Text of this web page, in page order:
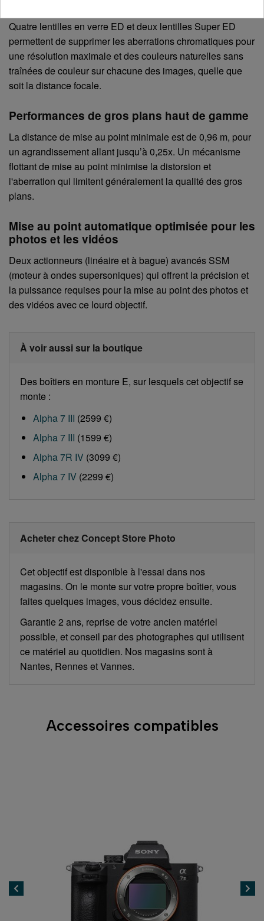
Quatre lentilles en verre ED et deux lentilles Super ED
permettent de supprimer les aberrations chromatiques pour
une résolution maximale et des couleurs naturelles sans
traînées de couleur sur chacune des images, quelle que
soit la distance focale.
Performances de gros plans haut de gamme
La distance de mise au point minimale est de 0,96 m, pour
un agrandissement allant jusqu’à 0,25x. Un mécanisme
flottant de mise au point minimise la distorsion et
l'aberration qui limitent généralement la qualité des gros
plans.
Mise au point automatique optimisée pour les
photos et les vidéos
Deux actionneurs (linéaire et à bague) avancés SSM
(moteur à ondes supersoniques) qui offrent la précision et
la puissance requises pour la mise au point des photos et
des vidéos avec ce lourd objectif.
À voir aussi sur la boutique
Des boîtiers en monture E, sur lesquels cet objectif se
monte :
Alpha 7 III (2599 €)
Alpha 7 III (1599 €)
Alpha 7R IV (3099 €)
Alpha 7 IV (2299 €)
Acheter chez Concept Store Photo
Cet objectif est disponible à l'essai dans nos
magasins. On le monte sur votre propre boîtier, vous
faites quelques images, vous décidez ensuite.
Garantie 2 ans, reprise de votre ancien matériel
possible, et conseil par des photographes qui utilisent
ce matériel au quotidien. Nos magasins sont à
Nantes, Rennes et Vannes.
Accessoires compatibles